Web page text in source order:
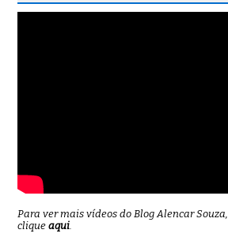
Para ver mais vídeos do Blog Alencar Souza,
clique aqui.